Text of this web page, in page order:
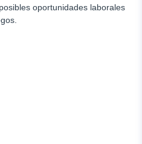
oportunidades laborales